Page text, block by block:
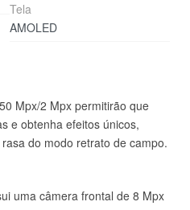
Tela
AMOLED
Mpx/2 Mpx permitirão que
e obtenha efeitos únicos,
do modo retrato de campo.
uma câmera frontal de 8 Mpx